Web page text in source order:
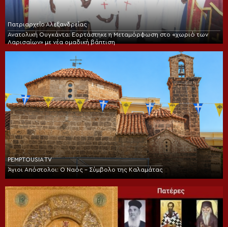
Πατριαρχείο Αλεξανδρείας
Ανατολική Ουγκάντα: Εορτάστηκε η Μεταμόρφωση στο «χωριό των
Λαρισαίων» με νέα ομαδική βάπτιση
PEMPTOUSIA TV
Άγιοι Απόστολοι: Ο Ναός – Σύμβολο της Καλαμάτας